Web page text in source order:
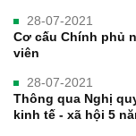
28-07-2021
Cơ cấu Chính phủ
viên
28-07-2021
Thông qua Nghị
kinh tế - xã hội 5